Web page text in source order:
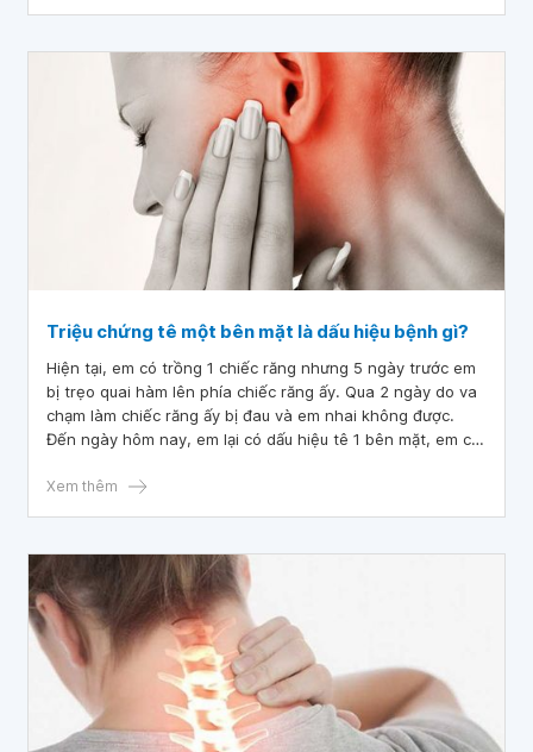
Triệu chứng tê một bên mặt là dấu hiệu bệnh gì?
Hiện tại, em có trồng 1 chiếc răng nhưng 5 ngày trước em
bị trẹo quai hàm lên phía chiếc răng ấy. Qua 2 ngày do va
chạm làm chiếc răng ấy bị đau và em nhai không được.
Đến ngày hôm nay, em lại có dấu hiệu tê 1 bên mặt, em có
rảnh nên chưa đi khám được. Bác sĩ cho em hỏi là triệu
Xem thêm